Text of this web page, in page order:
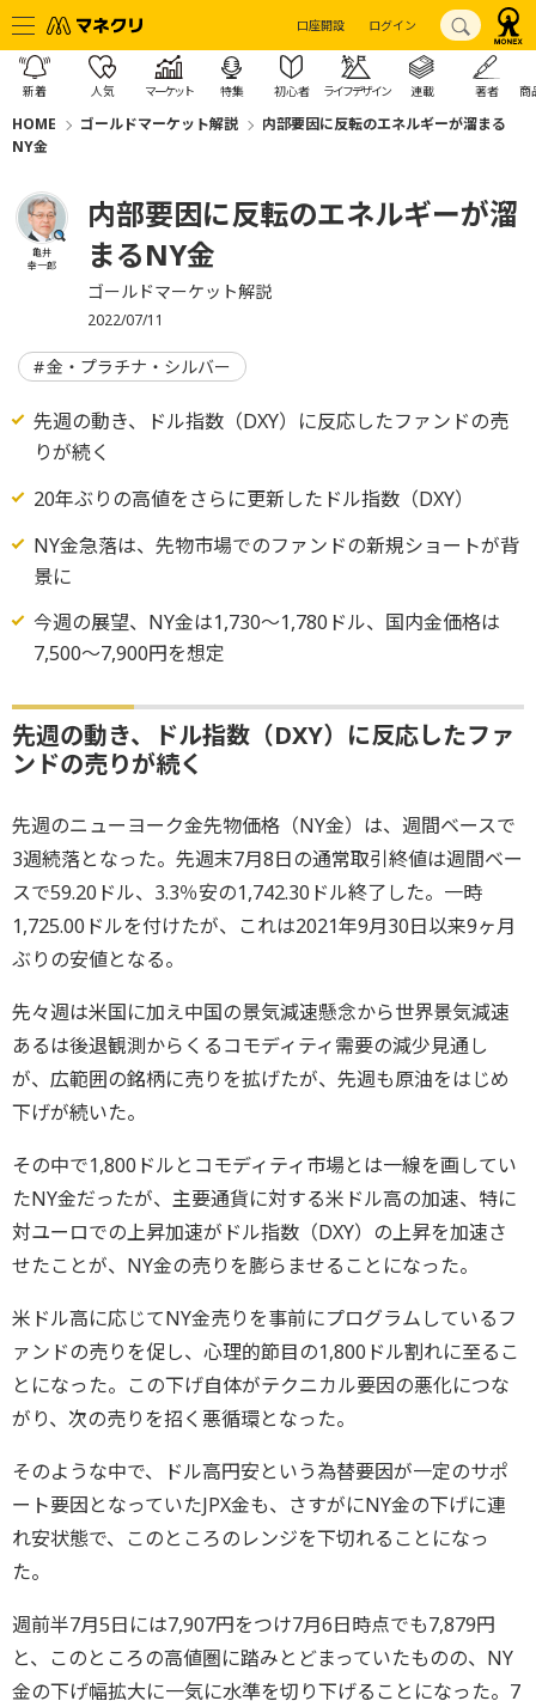
口座開設 ログイン
新着 人気 マーケット 特集 初心者 ライフデザイン 連載 著者 商
HOME ゴールドマーケット解説
内部要因に反転のエネルギーが溜まる
NY金
亀井
幸一郎
内部要因に反転のエネルギーが溜
まるNY金
ゴールドマーケット解説
2022/07/11
金・プラチナ・シルバー
先週の動き、ドル指数（DXY）に反応したファンドの売
りが続く
20年ぶりの高値をさらに更新したドル指数（DXY）
NY金急落は、先物市場でのファンドの新規ショートが背
景に
今週の展望、NY金は1,730～1,780ドル、国内金価格は
7,500～7,900円を想定
先週の動き、ドル指数（DXY）に反応したファ
ンドの売りが続く
先週のニューヨーク金先物価格（NY金）は、週間ベースで
3週続落となった。先週末7月8日の通常取引終値は週間ベー
スで59.20ドル、3.3％安の1,742.30ドル終了した。一時
1,725.00ドルを付けたが、これは2021年9月30日以来9ヶ月
ぶりの安値となる。
先々週は米国に加え中国の景気減速懸念から世界景気減速
あるは後退観測からくるコモディティ需要の減少見通し
が、広範囲の銘柄に売りを拡げたが、先週も原油をはじめ
下げが続いた。
その中で1,800ドルとコモディティ市場とは一線を画してい
たNY金だったが、主要通貨に対する米ドル高の加速、特に
対ユーロでの上昇加速がドル指数（DXY）の上昇を加速さ
せたことが、NY金の売りを膨らませることになった。
米ドル高に応じてNY金売りを事前にプログラムしているフ
ァンドの売りを促し、心理的節目の1,800ドル割れに至るこ
とになった。この下げ自体がテクニカル要因の悪化につな
がり、次の売りを招く悪循環となった。
そのような中で、ドル高円安という為替要因が一定のサポ
ート要因となっていたJPX金も、さすがにNY金の下げに連
れ安状態で、このところのレンジを下切れることになっ
た。
週前半7月5日には7,907円をつけ7月6日時点でも7,879円
と、このところの高値圏に踏みとどまっていたものの、NY
金の下げ幅拡大に一気に水準を切り下げることになった。7